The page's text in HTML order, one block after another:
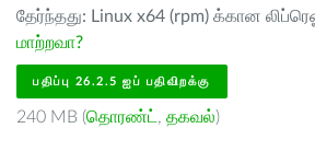
தேர்ந்தது: Linux x64 (rpm) க்கான
மாற்றவா?
பதிப்பு 26.2.5 ஐப் பதிவிறக்கு
240 MB (தொரண்ட் , தகவல்)